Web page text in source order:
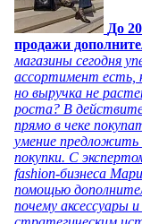
До
продажи
магазины сегодня
ассортимент есть,
но выручка не
роста? В
прямо в чеке
умение предложить
покупки. С
fashion-бизнеса
помощью
почему аксессуары